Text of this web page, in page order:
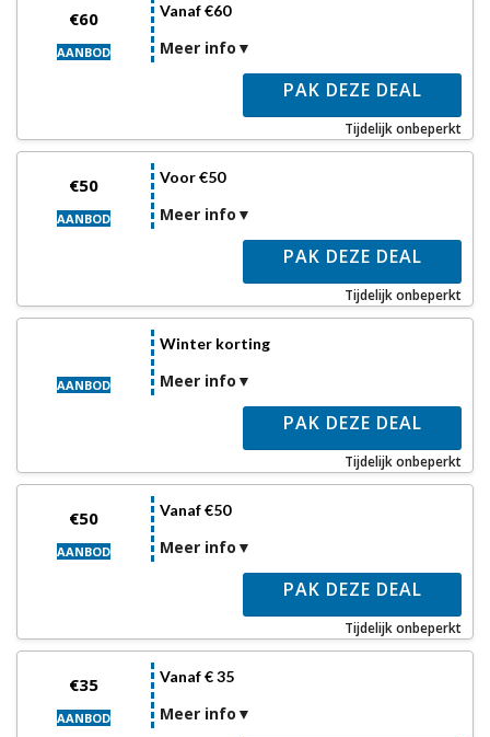
€60
AANBOD
Vanaf €60
Meer info
PAK DEZE DEAL
Tijdelijk onbeperkt
€50
AANBOD
Voor €50
Meer info
PAK DEZE DEAL
Tijdelijk onbeperkt
AANBOD
Winter korting
Meer info
PAK DEZE DEAL
Tijdelijk onbeperkt
€50
AANBOD
Vanaf €50
Meer info
PAK DEZE DEAL
Tijdelijk onbeperkt
€35
AANBOD
Vanaf € 35
Meer info